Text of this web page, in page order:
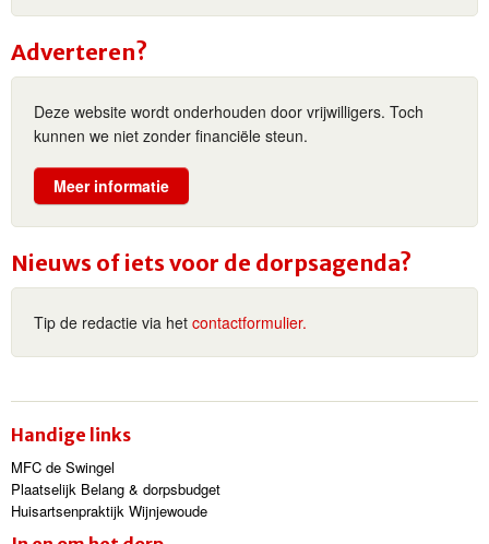
Adverteren?
Deze website wordt onderhouden door vrijwilligers. Toch
kunnen we niet zonder financiële steun.
Meer informatie
Nieuws of iets voor de dorpsagenda?
Tip de redactie via het contactformulier.
Handige links
MFC de Swingel
Plaatselijk Belang & dorpsbudget
Huisartsenpraktijk Wijnjewoude